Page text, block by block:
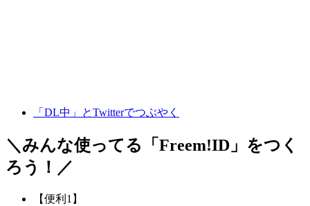
「DL中」とTwitterでつぶやく
＼みんな使ってる「 Freem!ID 」をつく
ろう！／
【便利1】